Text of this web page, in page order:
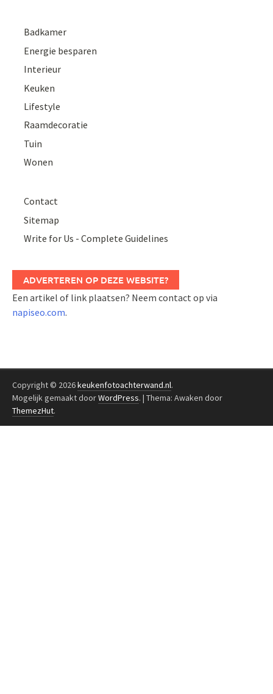
Badkamer
Energie besparen
Interieur
Keuken
Lifestyle
Raamdecoratie
Tuin
Wonen
Contact
Sitemap
Write for Us - Complete Guidelines
ADVERTEREN OP DEZE WEBSITE?
Een artikel of link plaatsen? Neem contact op via
napiseo.com.
Copyright © 2026keukenfotoachterwand.nl.
Mogelijk gemaakt doorWordPress. | Thema: Awaken door
ThemezHut.